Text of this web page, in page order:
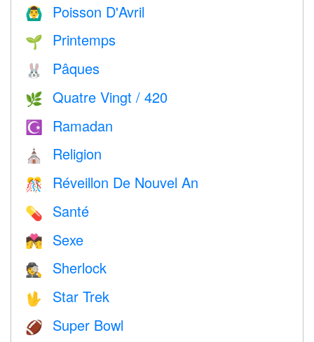
🙆‍♂️ Poisson D'Avril
🌱 Printemps
🐰 Pâques
🌿 Quatre Vingt / 420
☪️ Ramadan
⛪️ Religion
🎊 Réveillon De Nouvel An
💊 Santé
💏 Sexe
🕵️ Sherlock
🖖 Star Trek
🏈 Super Bowl